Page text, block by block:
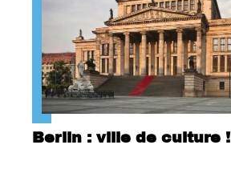
Berlin : ville de culture !